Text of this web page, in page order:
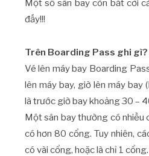
Một số sân bay còn bắt cởi
đấy!!!
Trên Boarding Pass ghi gì?
Vé lên máy bay Boarding
lên máy bay, giờ lên máy bay
là trước giờ bay khoảng 30 –
Một sân bay thường có nhiều
có hơn 80 cổng. Tuy nhiên,
có vài cổng, hoặc là chỉ 1